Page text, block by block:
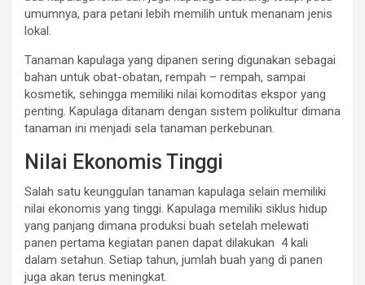
umumnya, para petani lebih memilih untuk menanam jenis
lokal.
Tanaman kapulaga yang dipanen sering digunakan sebagai
bahan untuk obat-obatan, rempah – rempah, sampai
kosmetik, sehingga memiliki nilai komoditas ekspor yang
penting. Kapulaga ditanam dengan sistem polikultur dimana
tanaman ini menjadi sela tanaman perkebunan.
Nilai Ekonomis Tinggi
Salah satu keunggulan tanaman kapulaga selain memiliki
nilai ekonomis yang tinggi. Kapulaga memiliki siklus hidup
yang panjang dimana produksi buah setelah melewati
panen pertama kegiatan panen dapat dilakukan 4 kali
dalam setahun. Setiap tahun, jumlah buah yang di panen
juga akan terus meningkat.